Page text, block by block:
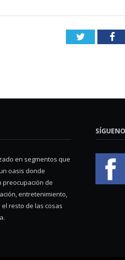
Twitter
en segmentos que
oasis donde
preocupación de
entretenimiento,
resto de las cosas